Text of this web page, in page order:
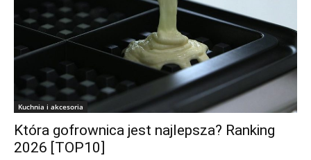
Kuchnia i akcesoria
Która gofrownica jest najlepsza? Ranking
2026 [TOP10]